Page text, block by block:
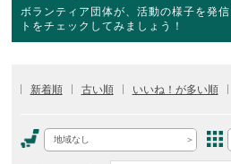
ボランティア団体が、活動の様子を発
トをチェックしてみましょう！
新着順 古い順 いいね！が多い順
地域なし